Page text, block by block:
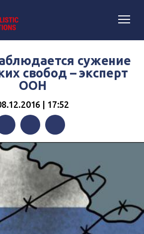
сужение
свобод – эксперт
ООН
| 17:52
TwitterTelegram